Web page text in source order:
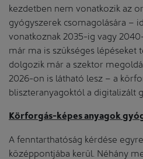
kezdetben nem vonatkozik az
gyógyszerek csomagolására –
vonatkoznak 2035-ig vagy
már ma is szükséges
dolgozik már a szektor
2026-on is látható lesz – a
bliszteranyagoktól a digitalizált
Körforgás-képes anyagok
A fenntarthatóság kérdése
középpontjába kerül. Néhány